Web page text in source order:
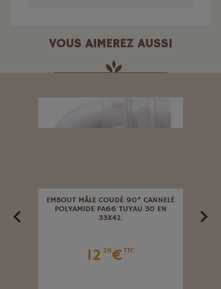
VOUS AIMEREZ AUSSI
EMBOUT MÂLE COUDÉ 90° CANNELÉ
POLYAMIDE PA66 TUYAU 30 EN
33X42.
12.26€TTC